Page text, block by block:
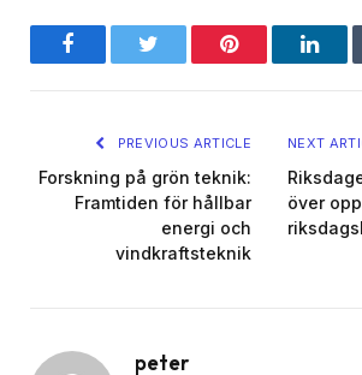
FacebookTwitter Pinterest
PREVIOUS ARTICLE
Forskning på grön teknik:
Framtiden för hållbar
energi och
vindkraftsteknik
NEXT
över
peter